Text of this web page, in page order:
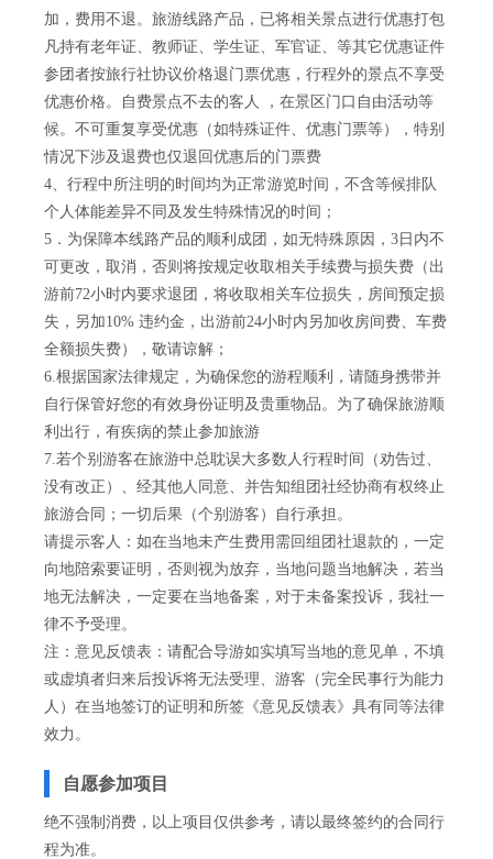
加，费用不退。旅游线路产品，已将相关景点进行优惠打包
凡持有老年证、教师证、学生证、军官证、等其它优惠证件
参团者按旅行社协议价格退门票优惠，行程外的景点不享受
优惠价格。自费景点不去的客人 ，在景区门口自由活动等
候。不可重复享受优惠（如特殊证件、优惠门票等），特别
情况下涉及退费也仅退回优惠后的门票费
4、行程中所注明的时间均为正常游览时间，不含等候排队
个人体能差异不同及发生特殊情况的时间；
5．为保障本线路产品的顺利成团，如无特殊原因，3日内不
可更改，取消，否则将按规定收取相关手续费与损失费（出
游前72小时内要求退团，将收取相关车位损失，房间预定损
失，另加10% 违约金，出游前24小时内另加收房间费、车费
全额损失费），敬请谅解；
6.根据国家法律规定，为确保您的游程顺利，请随身携带并
自行保管好您的有效身份证明及贵重物品。为了确保旅游顺
利出行，有疾病的禁止参加旅游
7.若个别游客在旅游中总耽误大多数人行程时间（劝告过、
没有改正）、经其他人同意、并告知组团社经协商有权终止
旅游合同；一切后果（个别游客）自行承担。
请提示客人：如在当地未产生费用需回组团社退款的，一定
向地陪索要证明，否则视为放弃，当地问题当地解决，若当
地无法解决，一定要在当地备案，对于未备案投诉，我社一
律不予受理。
注：意见反馈表：请配合导游如实填写当地的意见单，不填
或虚填者归来后投诉将无法受理、游客（完全民事行为能力
人）在当地签订的证明和所签《意见反馈表》具有同等法律
效力。
自愿参加项目
绝不强制消费，以上项目仅供参考，请以最终签约的合同行
程为准。